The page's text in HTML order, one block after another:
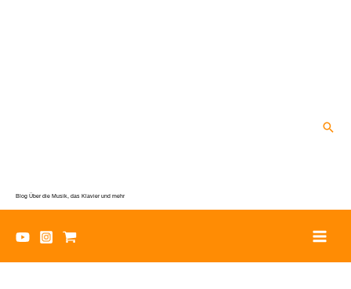
Blog Über die Musik, das Klavier und mehr